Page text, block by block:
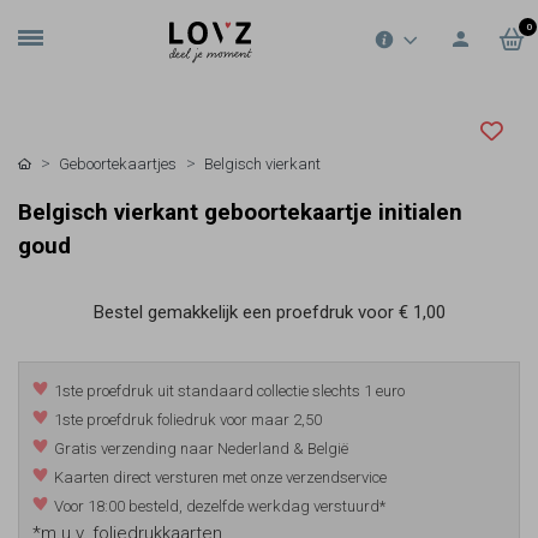
0
Geboortekaartjes Belgisch vierkant
Belgisch vierkant geboortekaartje initialen
goud
Bestel gemakkelijk een proefdruk voor € 1,00
1ste proefdruk uit standaard collectie slechts 1 euro
1ste proefdruk foliedruk voor maar 2,50
Gratis verzending naar Nederland & België
Kaarten direct versturen met onze verzendservice
Voor 18:00 besteld, dezelfde werkdag verstuurd*
*m.u.v. foliedrukkaarten